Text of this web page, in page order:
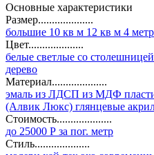
Основные характеристики
Размер....................
большие 10 кв м 12 кв м 4
Цвет....................
белые светлые со
дерево
Материал....................
эмаль из ЛДСП из МДФ
(Алвик Люкс) глянцевые
Стоимость....................
до 25000 Р за пог. метр
Стиль....................